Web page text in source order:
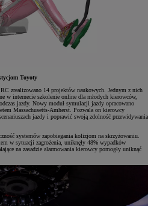
Toyoty
zrealizowano 14 projektów naukowych. Jednym z nich
w internecie szkolenie online dla młodych kierowców,
jazdy. Nowy moduł symulacji jazdy opracowano
Massachusetts-Amherst. Pozwala on kierowcy
jazdy i poprawić swoją zdolność przewidywania
systemów zapobiegania kolizjom na skrzyżowaniu.
w sytuacji zagrożenia, uniknęły 48% wypadków
na zasadzie alarmowania kierowcy pomogły uniknąć